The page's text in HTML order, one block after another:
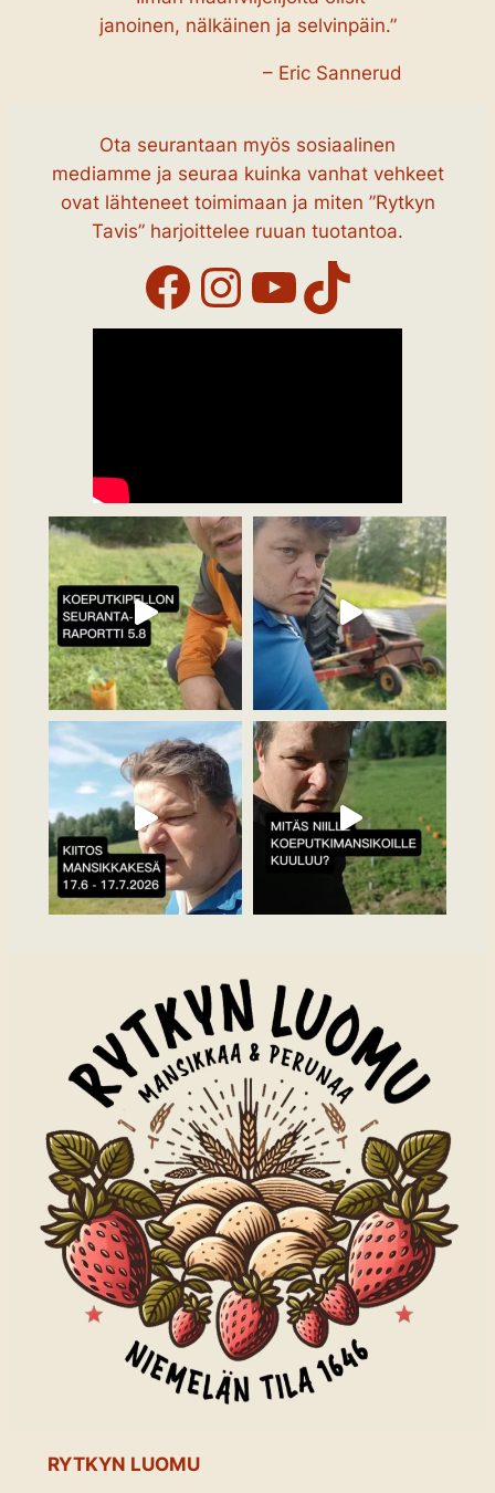
janoinen, nälkäinen ja selvinpäin.”
– Eric Sannerud
Ota seurantaan myös sosiaalinen
mediamme ja seuraa kuinka vanhat vehkeet
ovat lähteneet toimimaan ja miten ”Rytkyn
Tavis” harjoittelee ruuan tuotantoa.
Facebook
Instagram
YouTube
TikTok
RYTKYN LUOMU